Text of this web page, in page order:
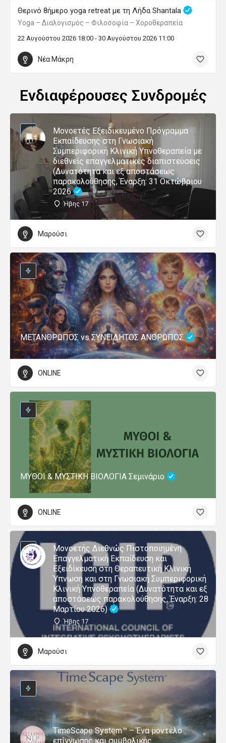
Θερινό 8ήμερο yoga retreat με τη Λήδα Shantala
Yoga – Διαλογισμός – Φιλοσοφία – Χοροθεραπεία
22 Αυγούστου 2026 18:00 - 30 Αυγούστου 2026 11:00
Νέα Μάκρη
Ενδιαφέρουσες Συνδρομές
Μονοετές Εξειδικευμένο Πρόγραμμα
Εκπαίδευσης στη Γνωσιακή
Συμπεριφορική Κλινική Υπνοθεραπεία με
διεθνείς επαγγελματικές διαπιστεύσεις
(Δυνατότητα και εξ αποστάσεως
παρακολούθησης, Έναρξη: 31 Οκτώβριου
2026
Ήβης 17
Μαρούσι
ΜΕΤΑΝΘΡΩΠΟΣ vs ΣΥΝΕΙΔΗΤΟΣ ΑΝΘΡΩΠΟΣ
ONLINE
ΜΥΘΟΙ & ΜΥΣΤΙΚΗ ΒΙΟΛΟΓΙΑ Σεμινάριο
ONLINE
Μονοετής Διεθνώς Πιστοποιημένη
Επαγγελματική Εκπαίδευση και
Εξειδίκευση στη Θεραπευτική Κλινική
Ύπνωση και στη Γνωσιακή Συμπεριφορική
Κλινική Υπνοθεραπεία (Δυνατότητα και εξ
αποστάσεως παρακολούθησης, Έναρξη: 28
Μαρτίου 2026)
Ήβης 17
Μαρούσι
TimeScape System™ – Ένα μοντέλο
επίγνωσης και συμβολικής